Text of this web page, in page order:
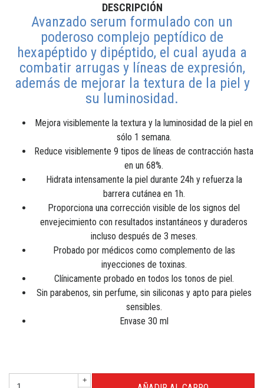
DESCRIPCIÓN
Avanzado serum formulado con un
poderoso complejo peptídico de
hexapéptido y dipéptido, el cual ayuda a
combatir arrugas y líneas de expresión,
además de mejorar la textura de la piel y
su luminosidad.
Mejora visiblemente la textura y la luminosidad de la piel en
sólo 1 semana​.
Reduce visiblemente 9 tipos de líneas de contracción hasta
en un 68%​.
Hidrata intensamente la piel durante 24h y refuerza la
barrera cutánea en 1h.
Proporciona una corrección visible de los signos del
envejecimiento con resultados instantáneos y duraderos
incluso después de 3 meses.​
Probado por médicos como complemento de las
inyecciones de toxinas.
Clínicamente probado en todos los tonos de piel​.
Sin parabenos, sin perfume, sin siliconas y apto para pieles
sensibles.
Envase 30 ml
+